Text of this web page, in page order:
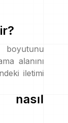
boyutunu
alanını
iletimi
nasıl